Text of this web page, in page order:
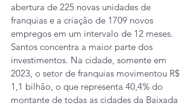
abertura de 225 novas unidades de
franquias e a criação de 1709 novos
empregos em um intervalo de 12 meses.
Santos concentra a maior parte dos
investimentos. Na cidade, somente em
2023, o setor de franquias movimentou R$
1,1 bilhão, o que representa 40,4% do
montante de todas as cidades da Baixada